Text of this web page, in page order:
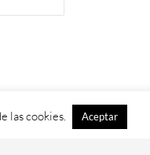
las cookies. Aceptar